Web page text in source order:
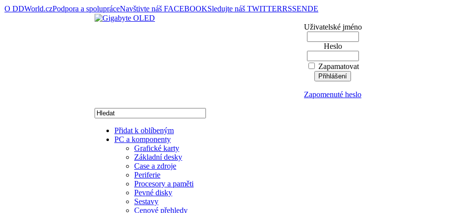
O DDWorld.czPodpora a spolupráceNavštivte náš FACEBOOKSledujte náš TWITTERRSSENDE
Uživatelské jméno
Heslo
Zapamatovat
Zapomenuté heslo
Přidat k oblíbeným
PC a komponenty
Grafické karty
Základní desky
Case a zdroje
Periferie
Procesory a paměti
Pevné disky
Sestavy
Cenové přehledy